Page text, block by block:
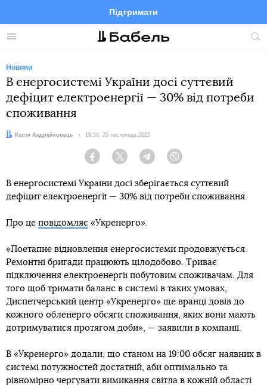
Меню
Підтримати
FacebookTelegramTwitter
Новини
В енергосистемі України досі суттєвий
дефіцит електроенергії — 30% від потреби
споживання
Автор:Костя Андрейковець Дата:
19:50, 25 листопада 2022
Facebook Twitter Telegram
В енергосистемі України досі зберігається суттєвий
дефіцит електроенергії — 30% від потреби споживання.
Про це повідомляє «Укренерго».
«Поетапне відновлення енергосистеми продовжується.
Ремонтні бригади працюють цілодобово. Триває
підключення електроенергії побутовим споживачам. Для
того щоб тримати баланс в системі в таких умовах,
Диспетчерський центр «Укренерго» ще вранці довів до
кожного обленерго обсяги споживання, яких вони мають
дотримуватися протягом доби», — заявили в компанії.
В «Укренерго» додали, що станом на 19:00 обсяг наявних в
системі потужностей достатній, аби оптимально та
рівномірно чергувати вимикання світла в кожній області